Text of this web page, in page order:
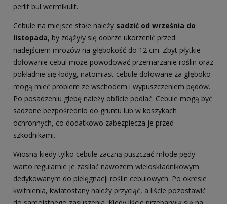
perlit bul wermikulit.
Cebule na miejsce stałe należy sadzić od września do
listopada, by zdążyły się dobrze ukorzenić przed
nadejściem mrozów na głębokość do 12 cm. Zbyt płytkie
dołowanie cebul może powodować przemarzanie roślin oraz
pokładnie się łodyg, natomiast cebule dołowane za głęboko
mogą mieć problem ze wschodem i wypuszczeniem pędów.
Po posadzeniu glebę należy obficie podlać. Cebule mogą być
sadzone bezpośrednio do gruntu lub w koszykach
ochronnych, co dodatkowo zabezpiecza je przed
szkodnikami.
Wiosną kiedy tylko cebule zaczną puszczać młode pędy
warto regularnie je zasilać nawozem wieloskładnikowym
dedykowanym do pielęgnacji roślin cebulowych. Po okresie
kwitnienia, kwiatostany należy przyciąć, a liście pozostawić